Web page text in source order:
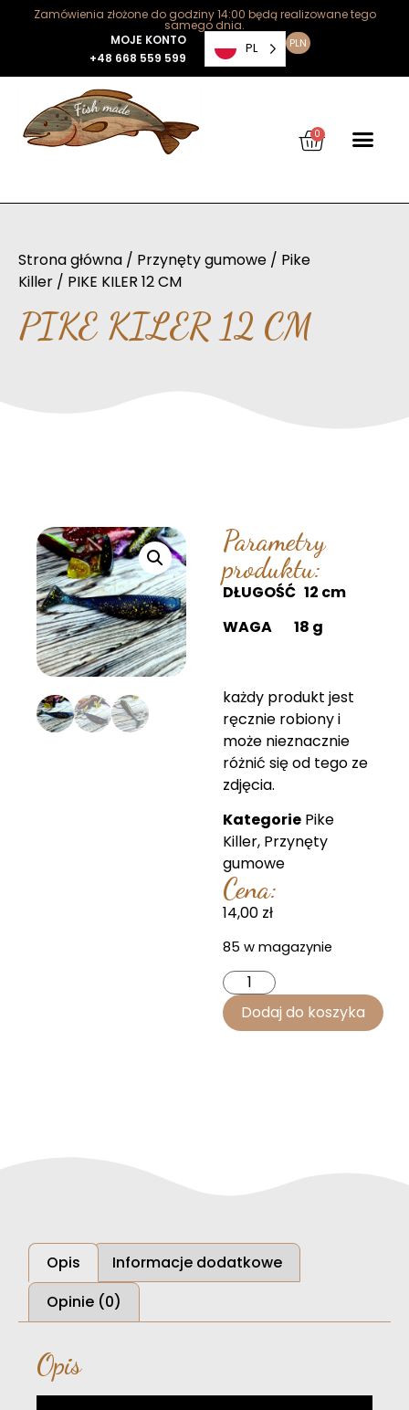
Zamówienia złożone do godziny 14:00 będą realizowane tego
samego dnia.
MOJE KONTO
+48 668 559 599
PL PLN
0
Strona główna / Przynęty gumowe / Pike
Killer / PIKE KILER 12 CM
PIKE KILER 12 CM
Parametry
produktu:
DŁUGOŚĆ 12 cm
WAGA 18 g
każdy produkt jest
ręcznie robiony i
może nieznacznie
różnić się od tego ze
zdjęcia.
Kategorie Pike
Killer, Przynęty
gumowe
Cena:
14,00 zł
85 w magazynie
Dodaj do koszyka
Opis
Informacje dodatkowe
Opinie (0)
Opis